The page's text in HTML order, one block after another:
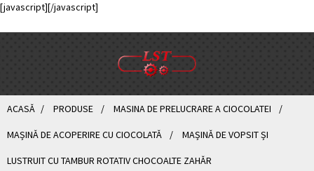
[javascript][/javascript]
ACASĂ PRODUSE MASINA DE PRELUCRARE A CIOCOLATEI
MAȘINĂ DE ACOPERIRE CU CIOCOLATĂ MAȘINĂ DE VOPSIT ȘI
LUSTRUIT CU TAMBUR ROTATIV CHOCOALTE ZAHĂR